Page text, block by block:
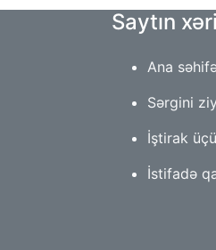
Saytın
Ana
Sərgini
İştirak
İstifadə